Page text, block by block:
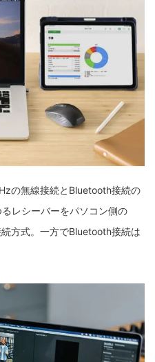
の無線接続とBluetooth接続の
レシーバーをパソコン側の
方式。一方でBluetooth接続は